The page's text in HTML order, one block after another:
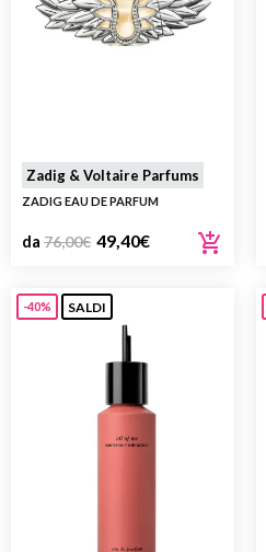
Zadig & Voltaire Parfums
ZADIG EAU DE PARFUM
da 76,00€ 49,40€
-40% SALDI